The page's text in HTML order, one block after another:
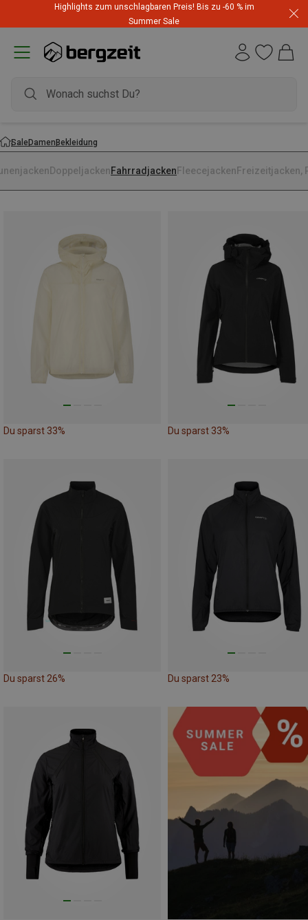
Highlights zum unschlagbaren Preis! Bis zu -60 % im
Summer Sale
SaleDamenBekleidung
DoppeljackenFahrradjacken Fleecejacken Freizeitjacken,
Du sparst 33% Du sparst 33%
Du sparst 26% Du sparst 23%